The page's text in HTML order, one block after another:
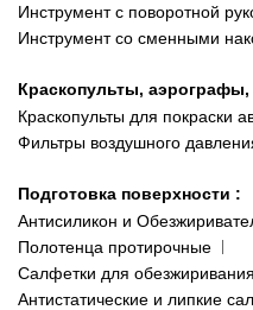
Инструмент с поворотной
Инструмент со сменными
Краскопульты, аэрографы,
Краскопульты для покраски
Фильтры воздушного
Подготовка поверхности :
Антисиликон и
Полотенца протирочные
Салфетки для
Антистатические и липкие